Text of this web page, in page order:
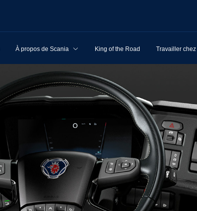
À propos de Scania King of the Road Travailler chez